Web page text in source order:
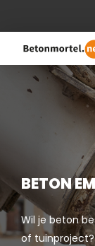
BETON
Wil je beton
of tuinproject?